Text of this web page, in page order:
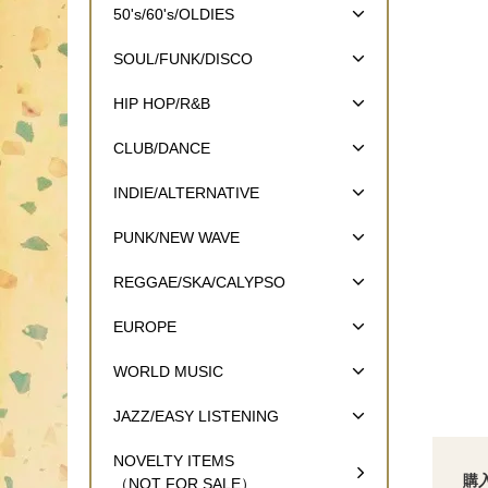
購
50's/60's/OLDIES
SOUL/FUNK/DISCO
HIP HOP/R&B
CLUB/DANCE
INDIE/ALTERNATIVE
PUNK/NEW WAVE
REGGAE/SKA/CALYPSO
EUROPE
WORLD MUSIC
JAZZ/EASY LISTENING
NOVELTY ITEMS
（NOT FOR SALE）